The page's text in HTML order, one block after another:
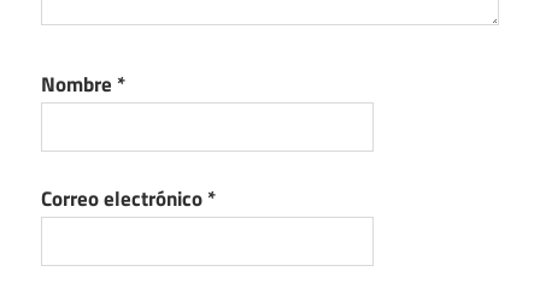
Nombre *
Correo electrónico*